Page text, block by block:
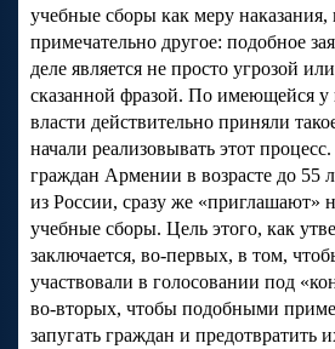
учебные сборы как меру наказания,
примечательно другое: подобное
деле является не просто угрозой
сказанной фразой. По имеющейся
власти действительно приняли
начали реализовывать этот
граждан Армении в возрасте до 55
из России, сразу же «приглашают»
учебные сборы. Цель этого, как
заключается, во-первых, в том,
участвовали в голосовании под
во-вторых, чтобы подобными
запугать граждан и предотвратить